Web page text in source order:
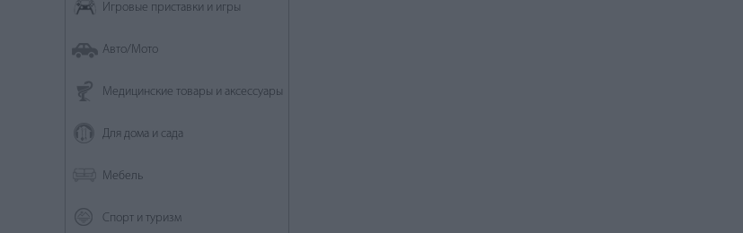
Игровые приставки и игры
Авто/Мото
Медицинские товары и аксессуары
Для дома и сада
Мебель
Спорт и туризм